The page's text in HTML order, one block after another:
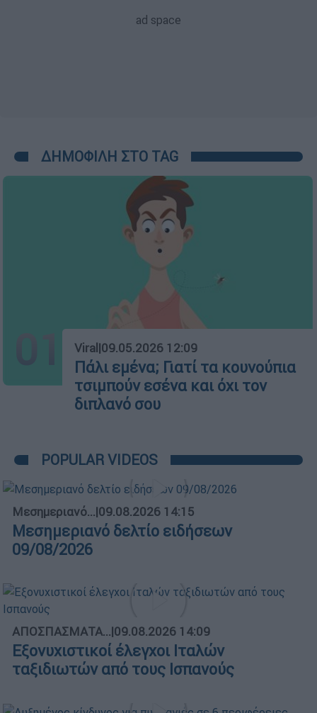
ΔΗΜΟΦΙΛΗ ΣΤΟ TAG
Viral |09.05.2026 12:09
Πάλι εμένα; Γιατί τα κουνούπια
τσιμπούν εσένα και όχι τον
διπλανό σου
POPULAR VIDEOS
Μεσημεριανό...|09.08.2026 14:15
Μεσημεριανό δελτίο ειδήσεων
09/08/2026
ΑΠΟΣΠΑΣΜΑΤΑ...|09.08.2026 14:09
Εξονυχιστικοί έλεγχοι Ιταλών
ταξιδιωτών από τους Ισπανούς